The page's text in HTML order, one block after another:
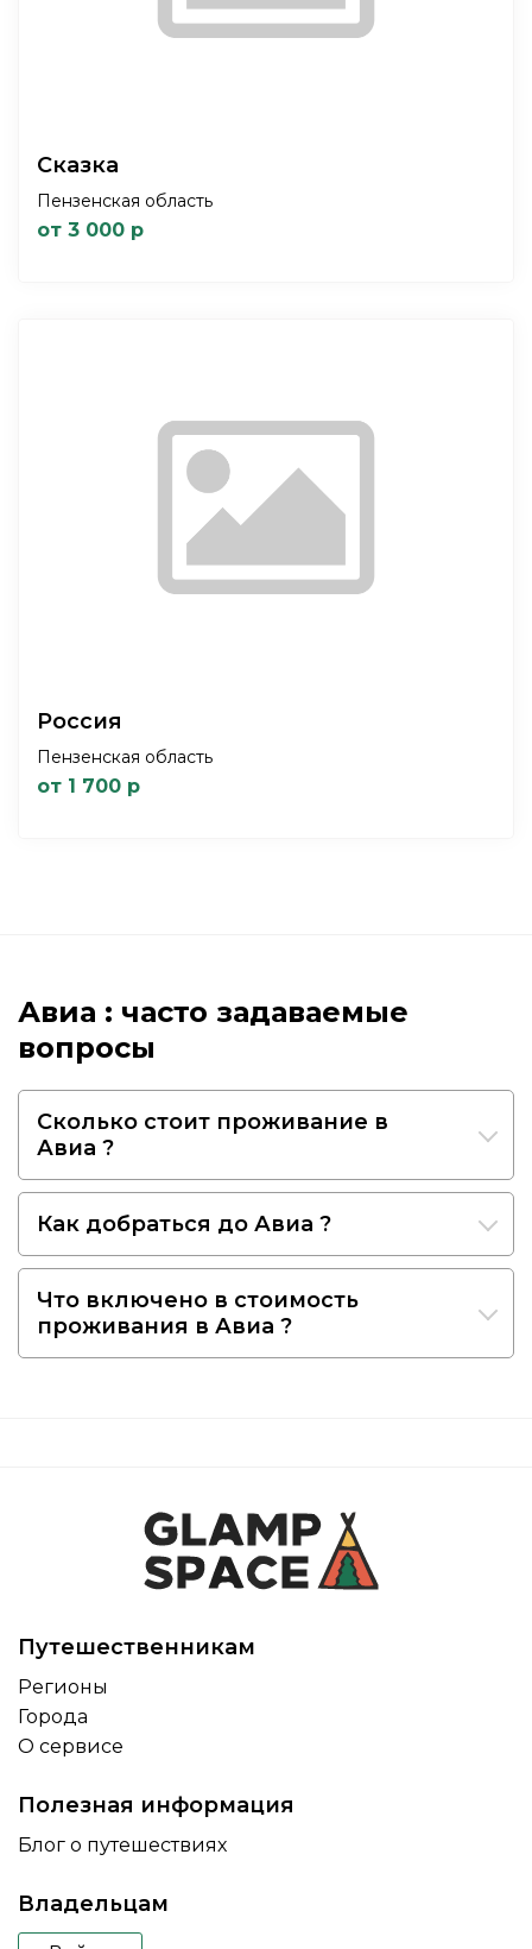
Сказка
Пензенская область
от 3 000 р
Россия
Пензенская область
от 1 700 р
Авиа : часто задаваемые
вопросы
Сколько стоит проживание в
Авиа ?
Как добраться до Авиа ?
Что включено в стоимость
проживания в Авиа ?
Путешественникам
Регионы
Города
О сервисе
Полезная информация
Блог о путешествиях
Владельцам